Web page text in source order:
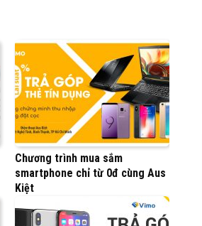
Chương trình mua sắm
smartphone chỉ từ 0đ cùng Aus
Kiệt